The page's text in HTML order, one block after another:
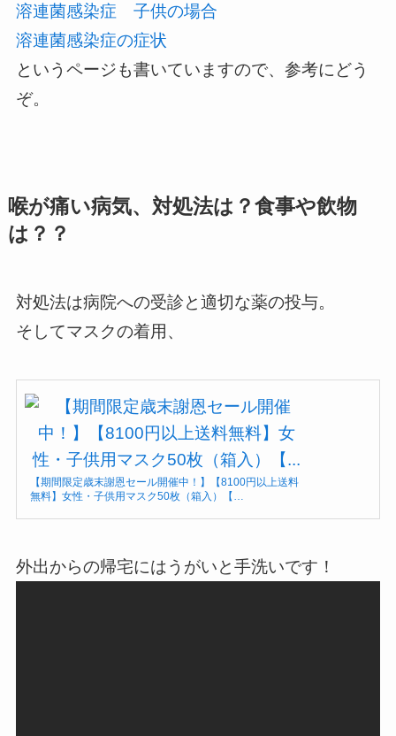
溶連菌感染症 子供の場合
溶連菌感染症の症状
というページも書いていますので、参考にどう
ぞ。
喉が痛い病気、対処法は？食事や飲物
は？？
対処法は病院への受診と適切な薬の投与。
そしてマスクの着用、
【期間限定歳末謝恩セール開催中！】【8100円以上送料
無料】女性・子供用マスク50枚（箱入）【…
外出からの帰宅にはうがいと手洗いです！